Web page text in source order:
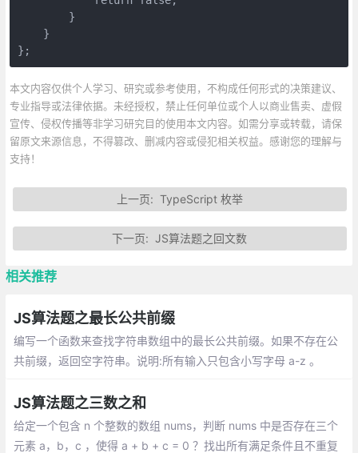
        }
    }
};
本文内容仅供个人学习、研究或参考使用，不构成任何形式的决策建议、
专业指导或法律依据。未经授权，禁止任何单位或个人以商业售卖、虚假
宣传、侵权传播等非学习研究目的使用本文内容。如需分享或转载，请保
留原文来源信息，不得篡改、删减内容或侵犯相关权益。感谢您的理解与
支持！
上一页: TypeScript 枚举
下一页:JS算法题之回文数
相关推荐
JS算法题之最长公共前缀
编写一个函数来查找字符串数组中的最长公共前缀。如果不存在公
共前缀，返回空字符串。说明:所有输入只包含小写字母 a-z 。
JS算法题之三数之和
给定一个包含 n 个整数的数组 nums，判断 nums 中是否存在三个
元素 a，b，c ，使得 a + b + c = 0 ？找出所有满足条件且不重复